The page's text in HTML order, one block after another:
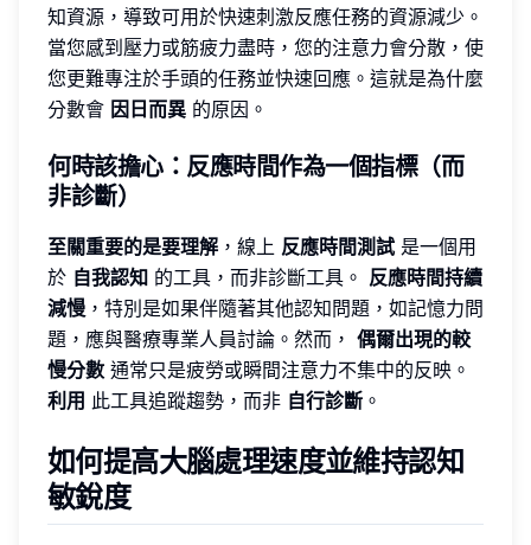
知資源，導致可用於快速刺激反應任務的資源減少。
當您感到壓力或筋疲力盡時，您的注意力會分散，使
您更難專注於手頭的任務並快速回應。這就是為什麼
分數會 因日而異 的原因。
何時該擔心：反應時間作為一個指標（而
非診斷）
至關重要的是要理解 ，線上 反應時間測試是一個用
於 自我認知 的工具，而非診斷工具。 反應時間持續
減慢 ，特別是如果伴隨著其他認知問題，如記憶力問
題，應與醫療專業人員討論。然而， 偶爾出現的較
慢分數 通常只是疲勞或瞬間注意力不集中的反映。
利用 此工具追蹤趨勢，而非 自行診斷 。
如何提高大腦處理速度並維持認知
敏銳度